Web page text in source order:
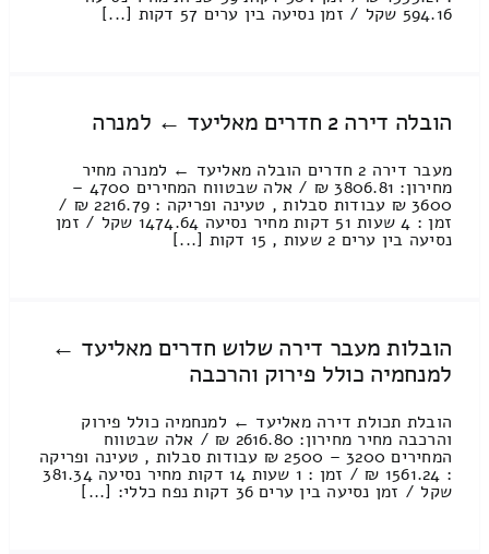
594.16 שקל / זמן נסיעה בין ערים 57 דקות [...]
הובלה דירה 2 חדרים מאליעד ← למנרה
מעבר דירה 2 חדרים הובלה מאליעד ← למנרה מחיר
מחירון: 3806.81 ₪ / אלה שבטווח המחירים 4700 –
3600 ₪ עבודות סבלות , טעינה ופריקה : 2216.79 ₪ /
זמן : 4 שעות 51 דקות מחיר נסיעה 1474.64 שקל / זמן
נסיעה בין ערים 2 שעות , 15 דקות [...]
הובלות מעבר דירה שלוש חדרים מאליעד ←
למנחמיה כולל פירוק והרכבה
הובלת תכולת דירה מאליעד ← למנחמיה כולל פירוק
והרכבה מחיר מחירון: 2616.80 ₪ / אלה שבטווח
המחירים 3200 – 2500 ₪ עבודות סבלות , טעינה ופריקה
: 1561.24 ₪ / זמן : 1 שעות 14 דקות מחיר נסיעה 381.34
שקל / זמן נסיעה בין ערים 36 דקות נפח כללי: [...]